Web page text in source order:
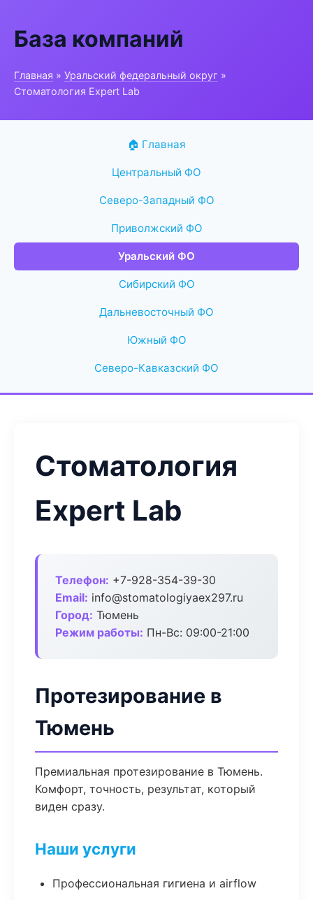
База компаний
Главная » Уральский федеральный округ »
Стоматология Expert Lab
🏠 Главная
Центральный ФО
Северо-Западный ФО
Приволжский ФО
Уральский ФО
Сибирский ФО
Дальневосточный ФО
Южный ФО
Северо-Кавказский ФО
Стоматология
Expert Lab
Телефон: +7-928-354-39-30
Email: info@stomatologiyaex297.ru
Город: Тюмень
Режим работы: Пн-Вс: 09:00-21:00
Протезирование в
Тюмень
Премиальная протезирование в Тюмень.
Комфорт, точность, результат, который
виден сразу.
Наши услуги
Профессиональная гигиена и airflow